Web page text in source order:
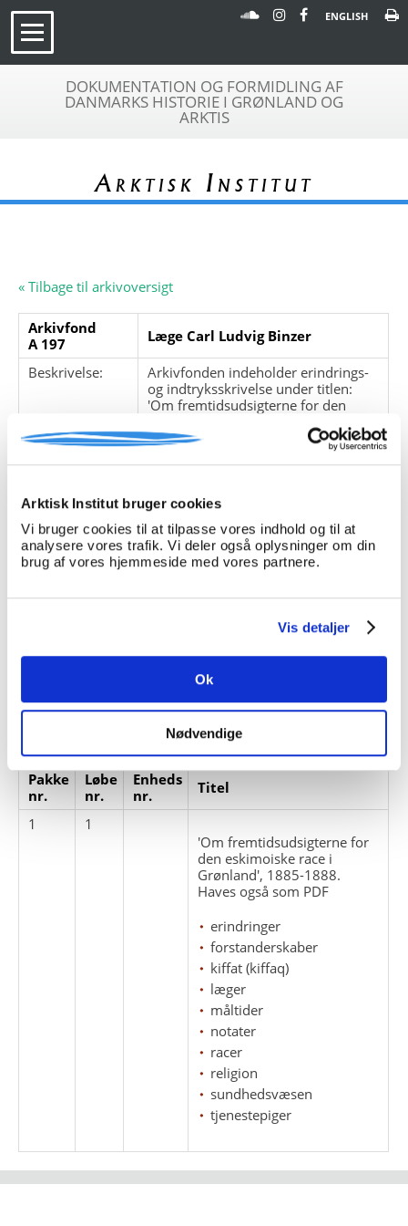
Arktisk Institut bruger cookies
Vi bruger cookies til at tilpasse vores indhold og til at
analysere vores trafik. Vi deler også oplysninger om din
brug af vores hjemmeside med vores partnere.
Vis detaljer
Ok
Nødvendige
ENGLISH
DOKUMENTATION OG FORMIDLING AF
DANMARKS HISTORIE I GRØNLAND OG
ARKTIS
Arktisk Institut
« Tilbage til arkivoversigt
Arkivfond
A 197
Læge Carl Ludvig Binzer
Beskrivelse:
Arkivfonden indeholder erindrings-
og indtryksskrivelse under titlen:
'Om fremtidsudsigterne for den
Giver:
Skolebestyrer Knud Binzer
Klausuler:
Note:
Note eksisterer
Henvisninger
ARKIVFONDEN INDEHOLDER NEDENSTÅENDE
Pakke
nr.
Løbe
nr.
Enheds
nr.
Titel
1
1
'Om fremtidsudsigterne for
den eskimoiske race i
Grønland', 1885-1888.
Haves også som PDF
erindringer
forstanderskaber
kiffat (kiffaq)
læger
måltider
notater
racer
religion
sundhedsvæsen
tjenestepiger